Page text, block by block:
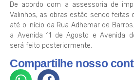
De acordo com a assessoria de
Valinhos, as obras estão sendo feitas
até o início da Rua Adhemar de
a Avenida 11 de Agosto e Avenida
será feito posteriormente.
Compartilhe nosso